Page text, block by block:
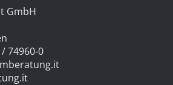
GmbH
74960-0